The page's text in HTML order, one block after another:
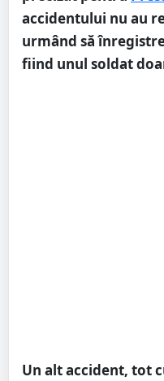
accidentului nu au
urmând să
fiind unul soldat
Un alt accident, tot